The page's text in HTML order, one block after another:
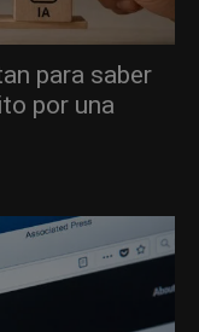
para saber
por una